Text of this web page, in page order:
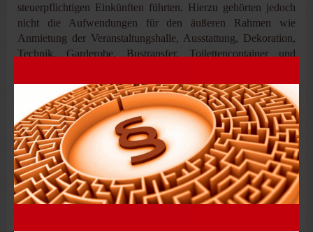
steuerpflichtigen Einkünften führten. Hierzu gehörten jedoch
nicht die Aufwendungen für den äußeren Rahmen wie
Anmietung der Veranstaltungshalle, Ausstattung, Dekoration,
Technik, Garderobe, Bustransfer, Toilettencontainer und
Entscheidung
Einspruch und auch die nachfolgende Klage blieben im
Wesentlichen ohne Erfolg.
Das FG entschied, dass alle Aufwendungen in die
Bemessungsgrundlage einzubeziehen sind, die bei den
Empfängern (wozu auch die Arbeitnehmer der verbundenen